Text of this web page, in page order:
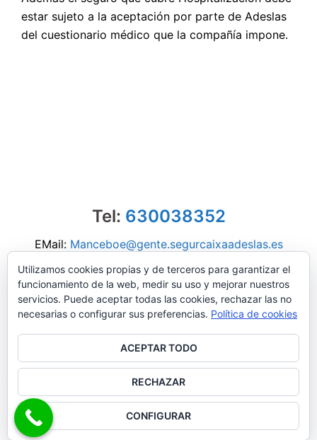
estar sujeto a la aceptación por parte de Adeslas
del cuestionario médico que la compañía impone.
Tel: 630038352
EMail: Manceboe@gente.segurcaixaadeslas.es
© 2026 Seguros Adeslas. Funciona gracias a
Utilizamos cookies propias y de terceros para garantizar el
funcionamiento de la web, medir su uso y mejorar nuestros
servicios. Puede aceptar todas las cookies, rechazar las no
necesarias o configurar sus preferencias. Política de cookies
ACEPTAR TODO
RECHAZAR
CONFIGURAR